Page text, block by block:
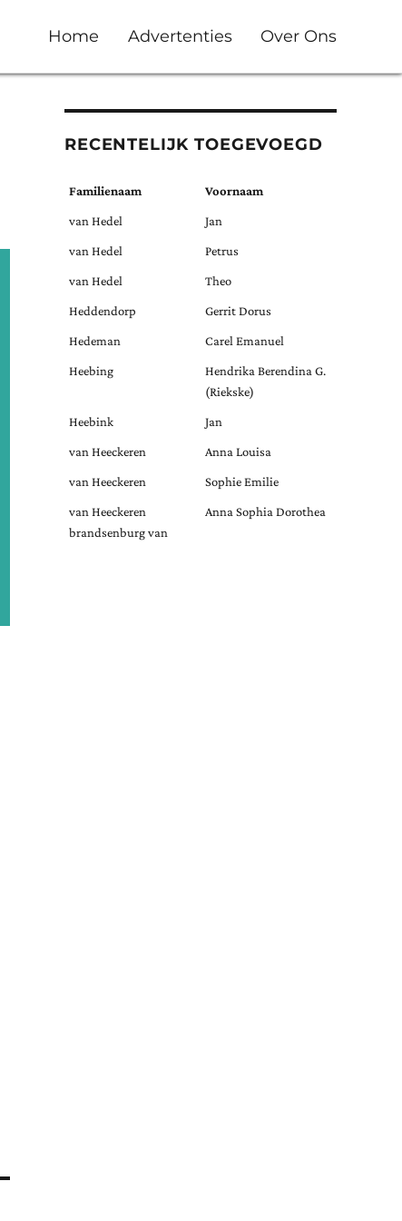
Home Advertenties Over Ons
RECENTELIJK TOEGEVOEGD
Familienaam Voornaam
van Hedel Jan
van Hedel Petrus
van Hedel Theo
Heddendorp Gerrit Dorus
Hedeman Carel Emanuel
Heebing
Hendrika Berendina G.
(Riekske)
Heebink Jan
van Heeckeren Anna Louisa
van Heeckeren Sophie Emilie
van Heeckeren
brandsenburg van
Anna Sophia Dorothea